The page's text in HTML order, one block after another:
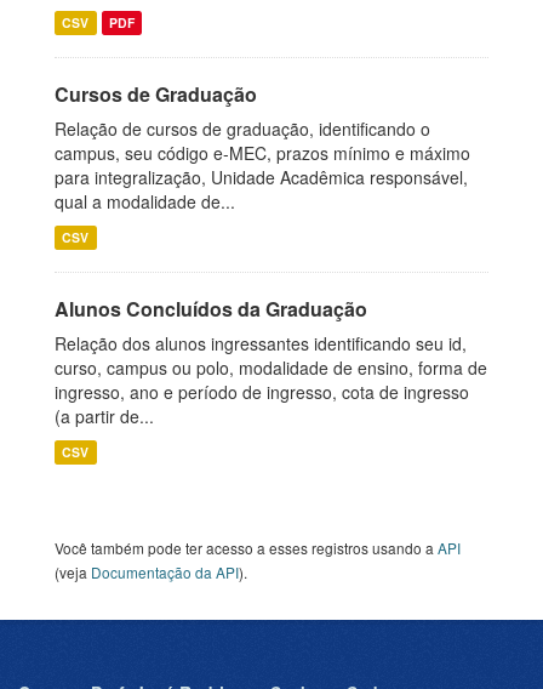
CSV PDF
Cursos de Graduação
Relação de cursos de graduação, identificando o
campus, seu código e-MEC, prazos mínimo e máximo
para integralização, Unidade Acadêmica responsável,
qual a modalidade de...
CSV
Alunos Concluídos da Graduação
Relação dos alunos ingressantes identificando seu id,
curso, campus ou polo, modalidade de ensino, forma de
ingresso, ano e período de ingresso, cota de ingresso
(a partir de...
CSV
Você também pode ter acesso a esses registros usando a API
(veja Documentação da API).